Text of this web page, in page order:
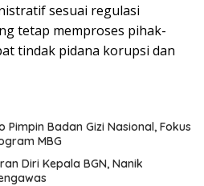
sesuai regulasi
tetap memproses pihak-
tindak pidana korupsi dan
Badan Gizi Nasional, Fokus
MBG
Diri Kepala BGN, Nanik